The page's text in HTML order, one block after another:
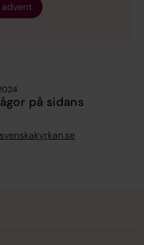
advent
på sidans